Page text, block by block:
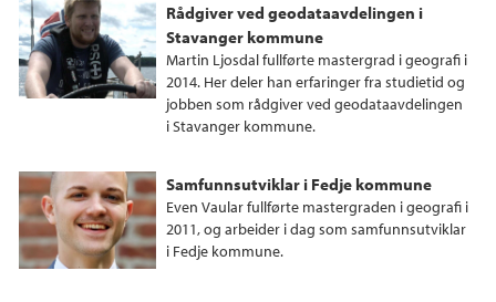
Rådgiver ved geodataavdelingen i
Stavanger kommune
Martin Ljosdal fullførte mastergrad i geografi i
2014. Her deler han erfaringer fra studietid og
jobben som rådgiver ved geodataavdelingen
i Stavanger kommune.
Samfunnsutviklar i Fedje kommune
Even Vaular fullførte mastergraden i geografi i
2011, og arbeider i dag som samfunnsutviklar
i Fedje kommune.